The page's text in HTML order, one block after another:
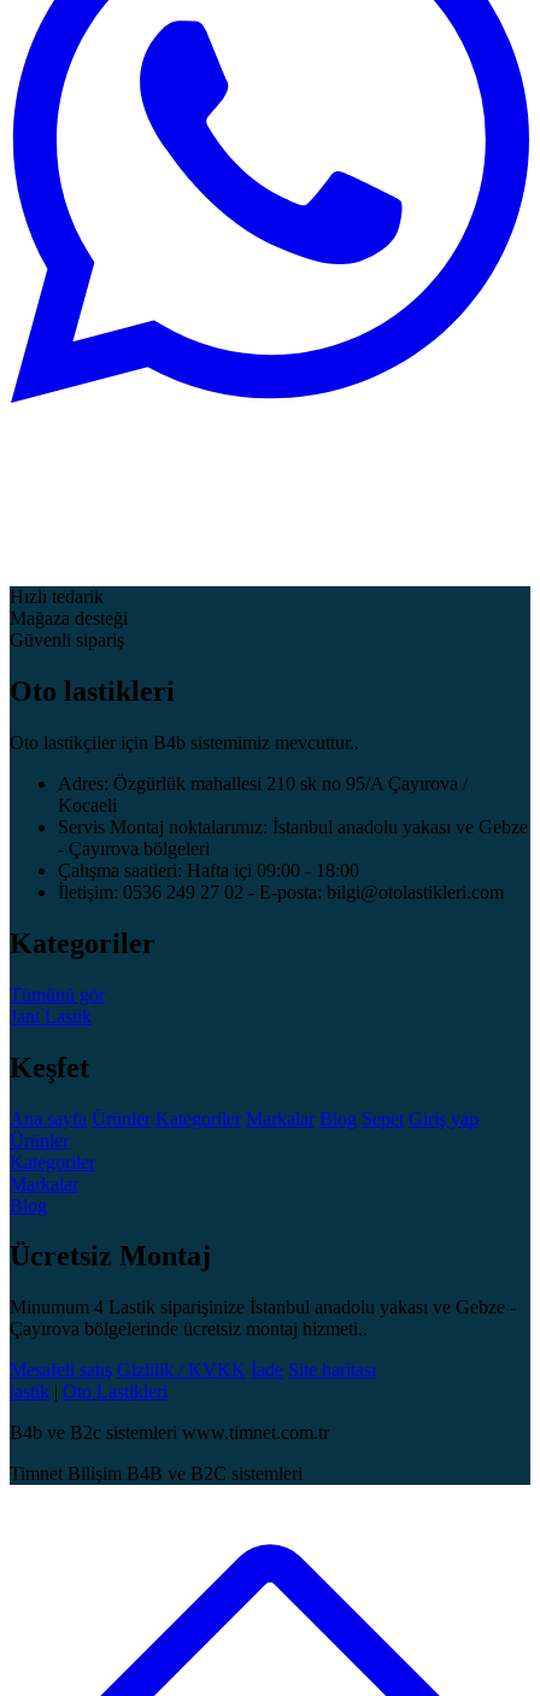
Hızlı tedarik
Mağaza desteği
Güvenli sipariş
Oto lastikleri
Oto lastikçiler için B4b sistemimiz mevcuttur..
Adres: Özgürlük mahallesi 210 sk no 95/A Çayırova /
Kocaeli
Servis Montaj noktalarımız: İstanbul anadolu yakası ve Gebze
- Çayırova bölgeleri
Çalışma saatleri: Hafta içi 09:00 - 18:00
İletişim: 0536 249 27 02 - E-posta: bilgi@otolastikleri.com
Kategoriler
Tümünü gör
Jant Lastik
Keşfet
Ana sayfa Ürünler Kategoriler Markalar Blog Sepet Giriş yap
Ürünler
Kategoriler
Markalar
Blog
Ücretsiz Montaj
Minumum 4 Lastik siparişinize İstanbul anadolu yakası ve Gebze -
Çayırova bölgelerinde ücretsiz montaj hizmeti..
Mesafeli satış Gizlilik / KVKK İade Site haritası
lastik | Oto Lastikleri
B4b ve B2c sistemleri www.timnet.com.tr
Timnet Bilişim B4B ve B2C sistemleri